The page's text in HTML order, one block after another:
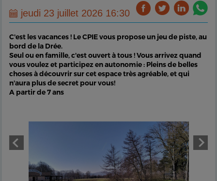
jeudi 23 juillet 2026 16:30
C'est les vacances ! Le CPIE vous propose un jeu de piste, au
bord de la Drée.
Seul ou en famille, c'est ouvert à tous ! Vous arrivez quand
vous voulez et participez en autonomie : Pleins de belles
choses à découvrir sur cet espace très agréable, et qui
n'aura plus de secret pour vous!
A partir de 7 ans